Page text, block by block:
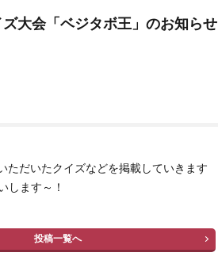
ズ大会「ベジタボ王」のお知らせ
ただいたクイズなどを掲載していきます
します～！
投稿一覧へ